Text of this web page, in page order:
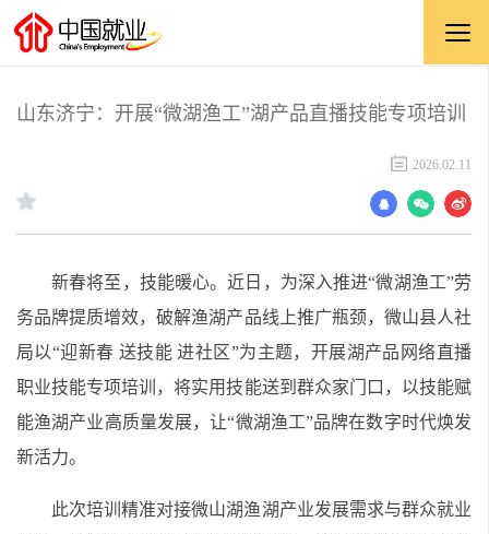
山东济宁：开展“微湖渔工”湖产品直播技能专项培训
2026.02.11
新春将至，技能暖心。近日，为深入推进“微湖渔工”劳
务品牌提质增效，破解渔湖产品线上推广瓶颈，微山县人社
局以“迎新春 送技能 进社区”为主题，开展湖产品网络直播
职业技能专项培训，将实用技能送到群众家门口，以技能赋
能渔湖产业高质量发展，让“微湖渔工”品牌在数字时代焕发
新活力。
此次培训精准对接微山湖渔湖产业发展需求与群众就业